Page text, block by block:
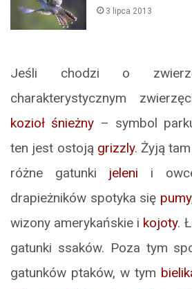
3 lipca 2013
Jeśli chodzi o
charakterystycznym
kozioł śnieżny – symbol
ten jest ostoją grizzly. Żyją
różne gatunki jeleni i
drapieżników spotyka się pumy
wizony amerykańskie i kojoty.
gatunki ssaków. Poza tym
gatunków ptaków, w tym